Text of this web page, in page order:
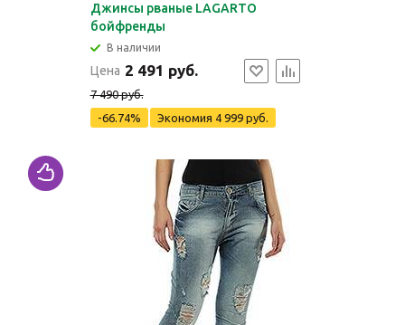
Джинсы рваные LAGARTO
бойфренды
В наличии
Цена 2 491 руб.
7 490 руб.
-66.74%
Экономия 4 999 руб.